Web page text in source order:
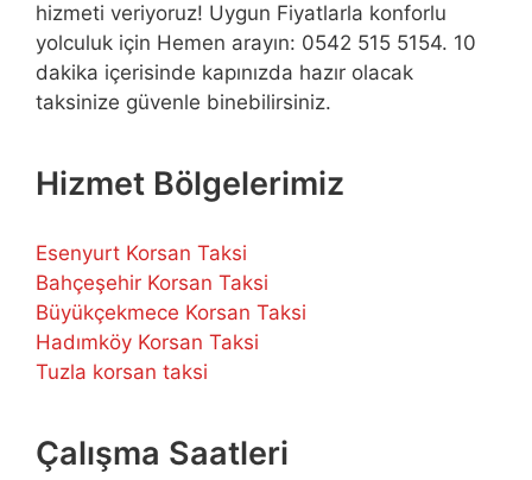
hizmeti veriyoruz! Uygun Fiyatlarla konforlu
yolculuk için Hemen arayın: 0542 515 5154. 10
dakika içerisinde kapınızda hazır olacak
taksinize güvenle binebilirsiniz.
Hizmet Bölgelerimiz
Esenyurt Korsan Taksi
Bahçeşehir Korsan Taksi
Büyükçekmece Korsan Taksi
Hadımköy Korsan Taksi
Tuzla korsan taksi
Çalışma Saatleri